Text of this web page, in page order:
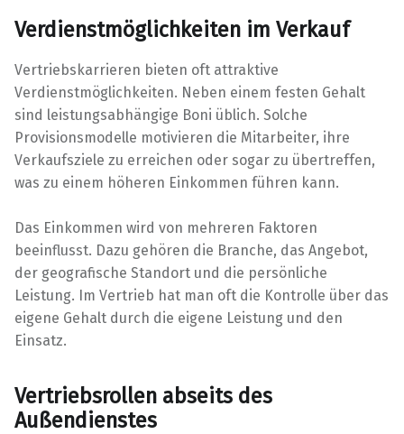
Verdienstmöglichkeiten im Verkauf
Vertriebskarrieren bieten oft attraktive
Verdienstmöglichkeiten. Neben einem festen Gehalt
sind leistungsabhängige Boni üblich. Solche
Provisionsmodelle motivieren die Mitarbeiter, ihre
Verkaufsziele zu erreichen oder sogar zu übertreffen,
was zu einem höheren Einkommen führen kann.
Das Einkommen wird von mehreren Faktoren
beeinflusst. Dazu gehören die Branche, das Angebot,
der geografische Standort und die persönliche
Leistung. Im Vertrieb hat man oft die Kontrolle über das
eigene Gehalt durch die eigene Leistung und den
Einsatz.
Vertriebsrollen abseits des
Außendienstes